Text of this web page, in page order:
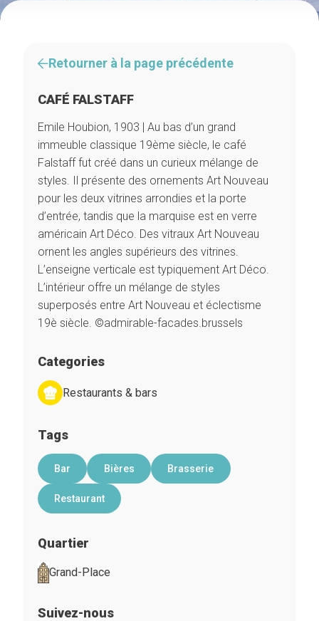
Retourner à la page précédente
CAFÉ FALSTAFF
Emile Houbion, 1903 | Au bas d’un grand
immeuble classique 19ème siècle, le café
Falstaff fut créé dans un curieux mélange de
styles. Il présente des ornements Art Nouveau
pour les deux vitrines arrondies et la porte
d’entrée, tandis que la marquise est en verre
américain Art Déco. Des vitraux Art Nouveau
ornent les angles supérieurs des vitrines.
L’enseigne verticale est typiquement Art Déco.
L’intérieur offre un mélange de styles
superposés entre Art Nouveau et éclectisme
19è siècle. ©admirable-facades.brussels
Categories
Restaurants & bars
Tags
Bar Bières Brasserie
Restaurant
Quartier
Grand-Place
Suivez-nous